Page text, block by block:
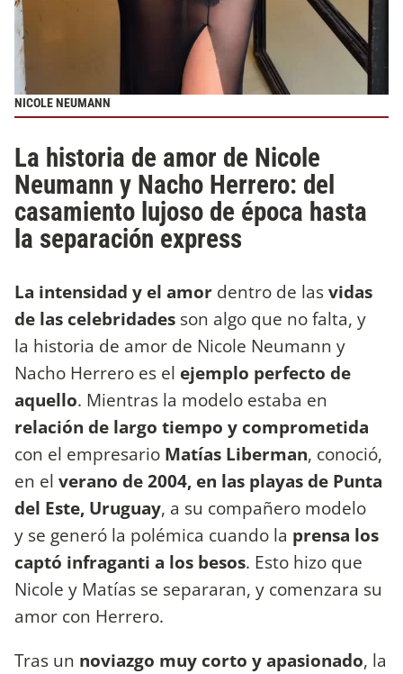
NICOLE NEUMANN
La historia de amor de Nicole
Neumann y Nacho Herrero: del
casamiento lujoso de época hasta
la separación express
La intensidad y el amor dentro de lasvidas
de las celebridades son algo que no falta, y
la historia de amor de Nicole Neumann y
Nacho Herrero es el ejemplo perfecto de
aquello. Mientras la modelo estaba en
relación de largo tiempo y comprometida
con el empresario Matías Liberman, conoció,
en el verano de 2004, en las playas de Punta
del Este, Uruguay, a su compañero modelo
y se generó la polémica cuando la prensa los
captó infraganti a los besos. Esto hizo que
Nicole y Matías se separaran, y comenzara su
amor con Herrero.
Tras un noviazgo muy corto y apasionado, la